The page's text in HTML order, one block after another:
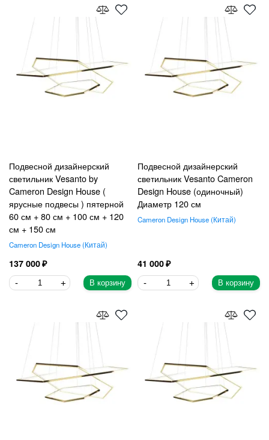
Подвесной дизайнерский
светильник Vesanto by
Cameron Design House (
ярусные подвесы ) пятерной
60 см + 80 см + 100 см + 120
см + 150 см
Cameron Design House Китай
137 000
В корзину
Подвесной дизайнерский
светильник Vesanto Cameron
Design House (одиночный)
Диаметр 120 см
Cameron Design House Китай
41 000
В корзину